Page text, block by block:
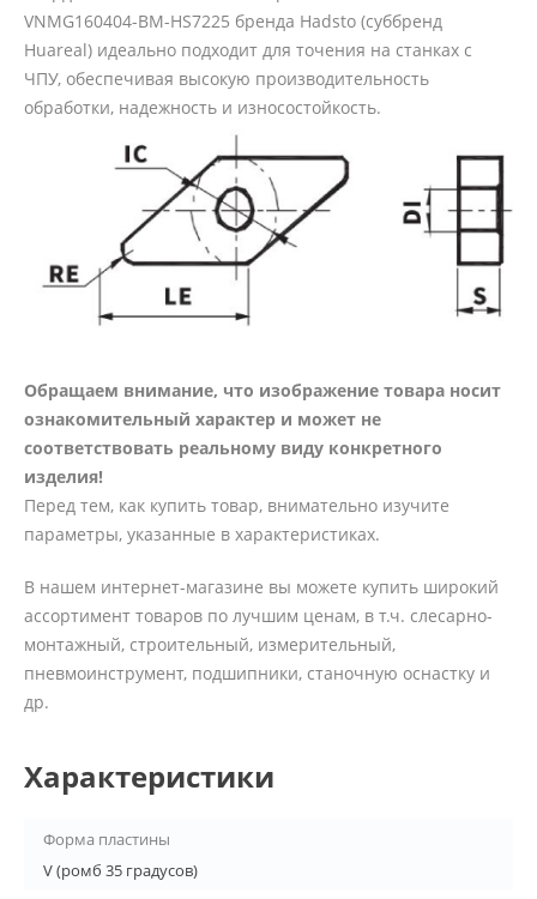
VNMG160404-BM-HS7225 бренда Hadsto (суббренд
Huareal) идеально подходит для точения на станках с
ЧПУ, обеспечивая высокую производительность
обработки, надежность и износостойкость.
Обращаем внимание, что изображение товара носит
ознакомительный характер и может не
соответствовать реальному виду конкретного
изделия!
Перед тем, как купить товар, внимательно изучите
параметры, указанные в характеристиках.
В нашем интернет-магазине вы можете купить широкий
ассортимент товаров по лучшим ценам, в т.ч. слесарно-
монтажный, строительный, измерительный,
пневмоинструмент, подшипники, станочную оснастку и
др.
Характеристики
Форма пластины
V (ромб 35 градусов)